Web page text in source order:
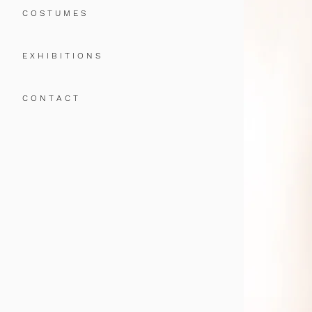
C O S T U M E S
E X H I B I T I O N S
C O N T A C T